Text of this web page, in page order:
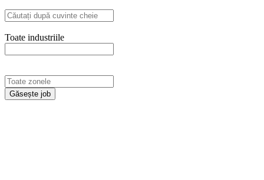
Toate industriile